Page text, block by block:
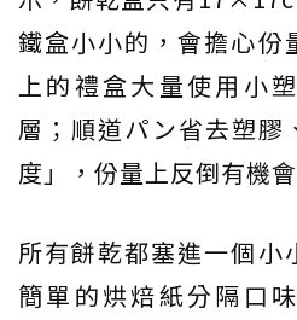
鐵盒小小的，會擔心份
上的禮盒大量使用小
層；順道パン省去塑膠
度」，份量上反倒有機
所有餅乾都塞進一個小
簡單的烘焙紙分隔口